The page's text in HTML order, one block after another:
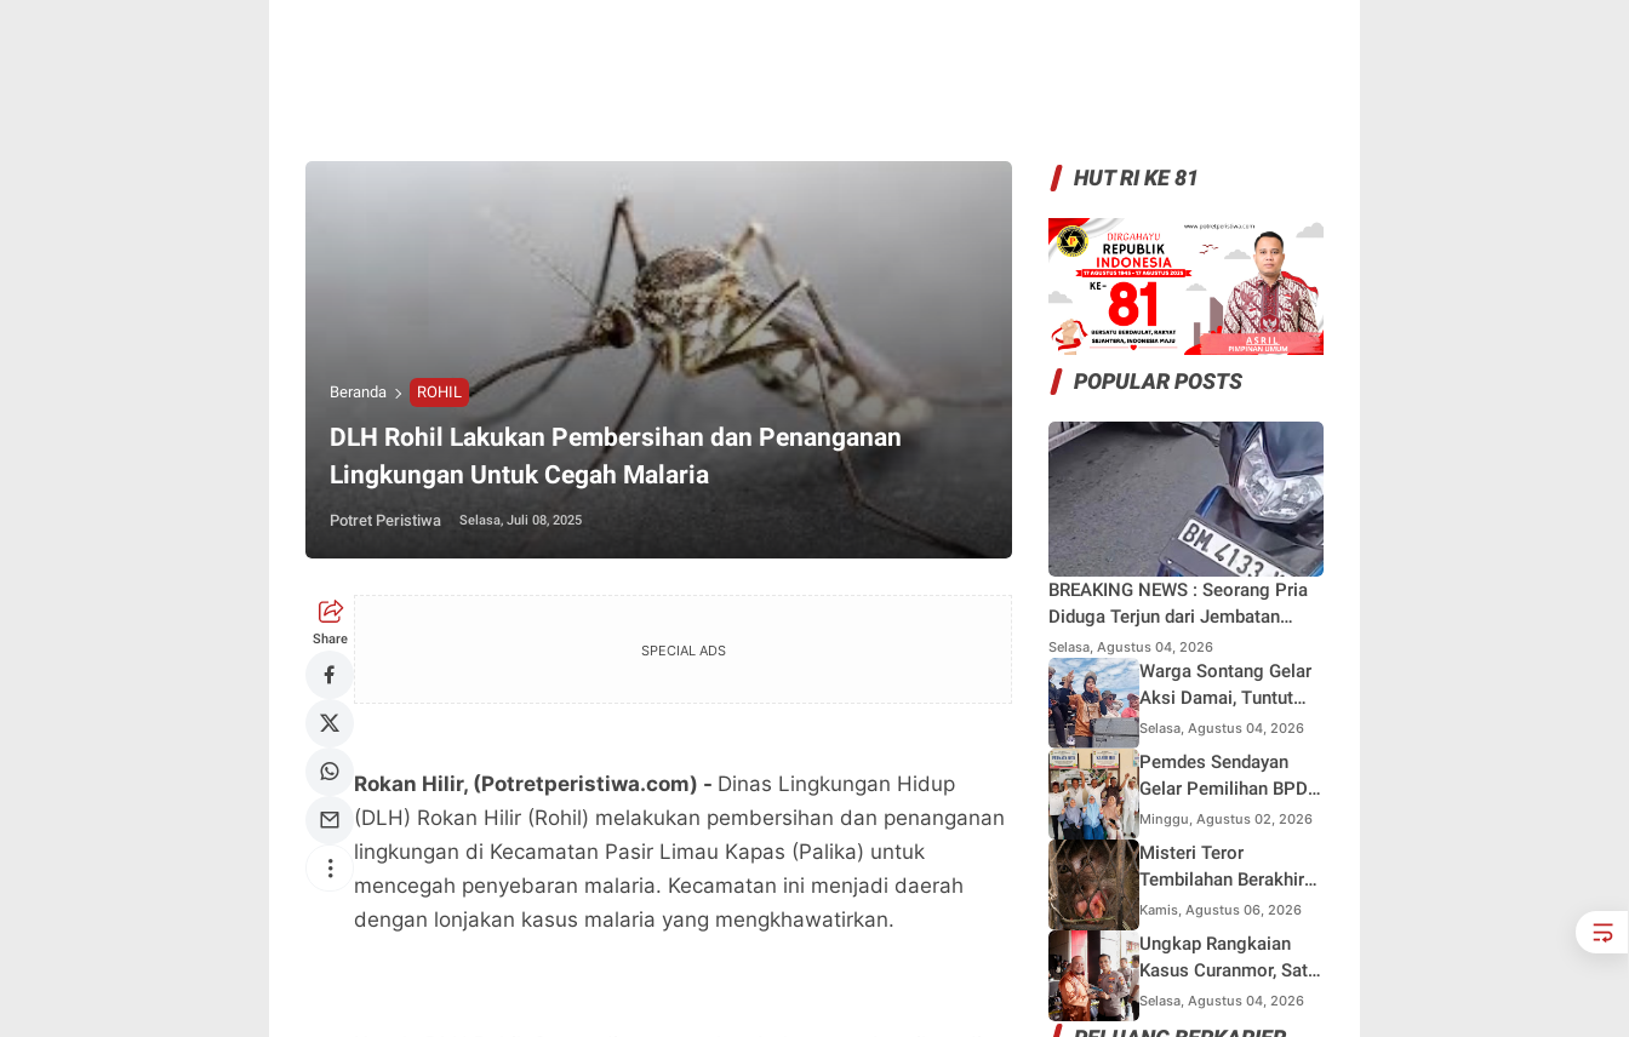
Beranda ROHIL
DLH Rohil Lakukan Pembersihan dan Penanganan
Lingkungan Untuk Cegah Malaria
Potret Peristiwa Selasa, Juli 08, 2025
Share
SPECIAL ADS
Rokan Hilir, (Potretperistiwa.com) - Dinas Lingkungan Hidup
(DLH) Rokan Hilir (Rohil) melakukan pembersihan dan penanganan
lingkungan di Kecamatan Pasir Limau Kapas (Palika) untuk
mencegah penyebaran malaria. Kecamatan ini menjadi daerah
dengan lonjakan kasus malaria yang mengkhawatirkan.
HUT RI KE 81
POPULAR POSTS
BREAKING NEWS : Seorang Pria
Diduga Terjun dari Jembatan
Rantau Berangin Kuok, Sepeda
Motor Ditinggal di Lokasi
Selasa, Agustus 04, 2026
Warga Sontang Gelar
Aksi Damai, Tuntut
Pemprov Riau Segera
Benahi Jalan Sontang-
Duri
Selasa, Agustus 04, 2026
Pemdes Sendayan
Gelar Pemilihan BPD
23 Agustus
Mendatang, Warga
Berharap Fungsi
Maksimal
Minggu, Agustus 02, 2026
Misteri Teror
Tembilahan Berakhir
di Perangkap Besi,
Tapi Mungkinkah Ada
Pemangsa Lain yang
Masih Mengintai ?
Kamis, Agustus 06, 2026
Ungkap Rangkaian
Kasus Curanmor, Satu
Unit Mobil L300 dan 5
Selasa, Agustus 04, 2026